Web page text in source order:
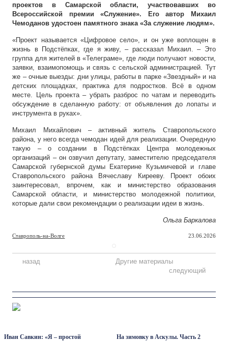
проектов в Самарской области, участвовавших во
Всероссийской премии «Служение». Его автор Михаил
Чемоданов удостоен памятного знака «За служение людям».
«Проект называется «Цифровое село», и он уже воплощен в
жизнь в Подстёпках, где я живу, – рассказал Михаил. – Это
группа для жителей в «Телеграме», где люди получают новости,
заявки, взаимопомощь и связь с сельской администрацией. Тут
же – очные выезды: дни улицы, работы в парке «Звездный» и на
детских площадках, практика для подростков. Всё в одном
месте. Цель проекта – убрать разброс по чатам и переводить
обсуждение в сделанную работу: от объявления до лопаты и
инструмента в руках».
Михаил Михайлович – активный житель Ставропольского
района, у него всегда чемодан идей для реализации. Очередную
такую – о создании в Подстёпках Центра молодежных
организаций – он озвучил депутату, заместителю председателя
Самарской губернской думы Екатерине Кузьмичевой и главе
Ставропольского района Вячеславу Кирееву. Проект обоих
заинтересовал, впрочем, как и министерство образования
Самарской области, и министерство молодежной политики,
которые дали свои рекомендации о реализации идеи в жизнь.
Ольга Баркалова
Ставрополь-на-Волге 23.06.2026
назад
Другие материалы
следующий
Иван Савкин: «Я – простой
На зимовку в Аскулы. Часть 2